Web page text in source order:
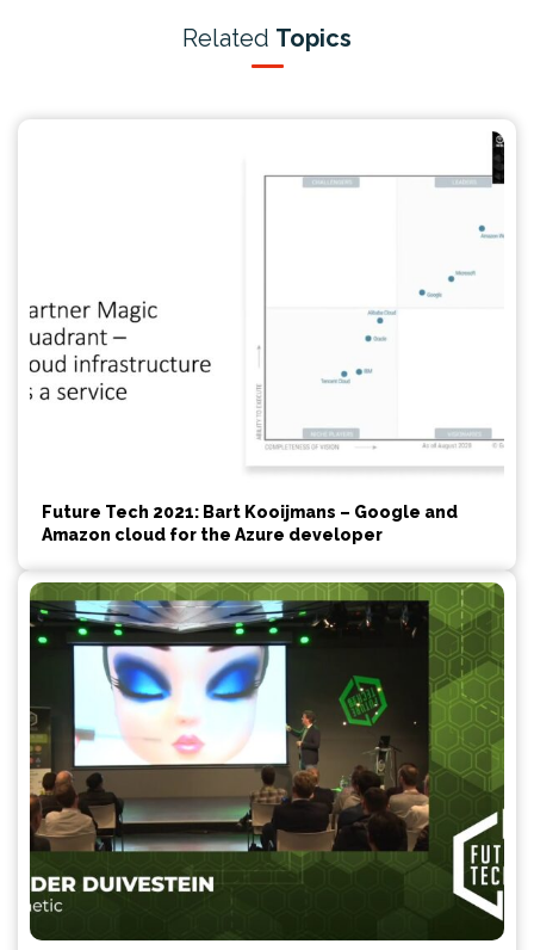
Related Topics
Future Tech 2021: Bart Kooijmans – Google and
Amazon cloud for the Azure developer